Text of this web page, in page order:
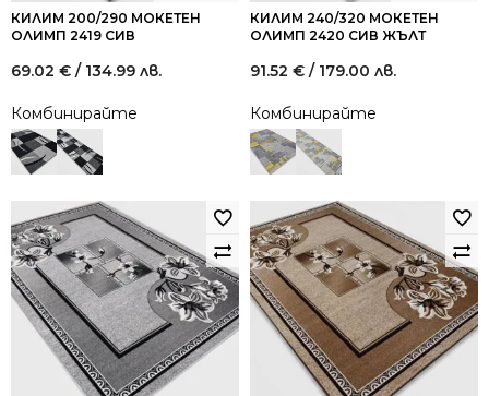
КИЛИМ 200/290 МОКЕТЕН
ОЛИМП 2419 СИВ
69.02 € / 134.99 лв.
Комбинирайте
КИЛИМ 240/320 МОКЕТЕН
ОЛИМП 2420 СИВ ЖЪЛТ
91.52 € / 179.00 лв.
Комбинирайте